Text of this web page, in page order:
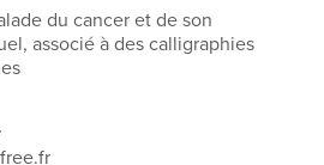
du cancer et de son
associé à des calligraphies